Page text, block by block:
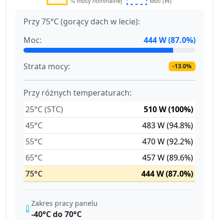
Przy 75°C (gorący dach w lecie):
Moc:
444 W (87.0%)
Strata mocy: -13.0%
Przy różnych temperaturach:
25°C (STC)
510 W (100%)
45°C
483 W (94.8%)
55°C
470 W (92.2%)
65°C
457 W (89.6%)
75°C
444 W (87.0%)
Zakres pracy panelu
-40°C do 70°C